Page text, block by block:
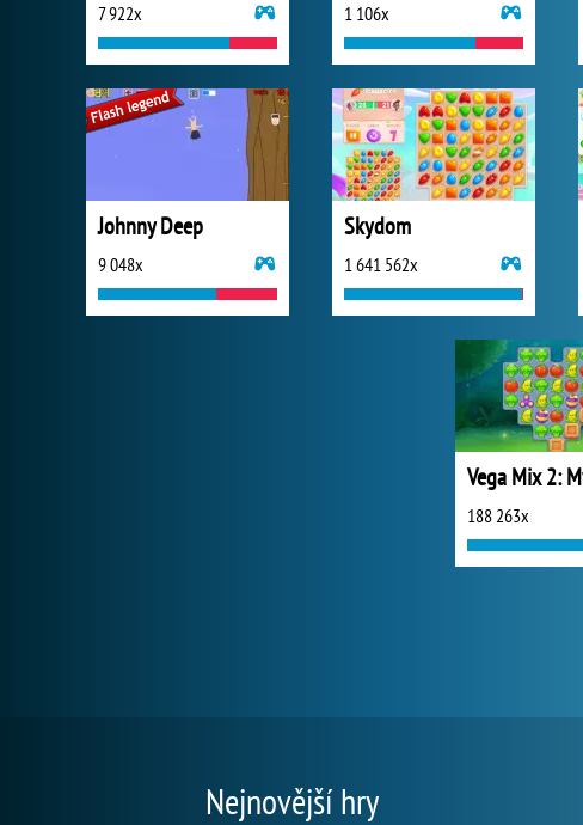
7 922x 1 106x
Johnny Deep
9 048x
Skydom
1 641 562x
188 263x
Nejnovější hry